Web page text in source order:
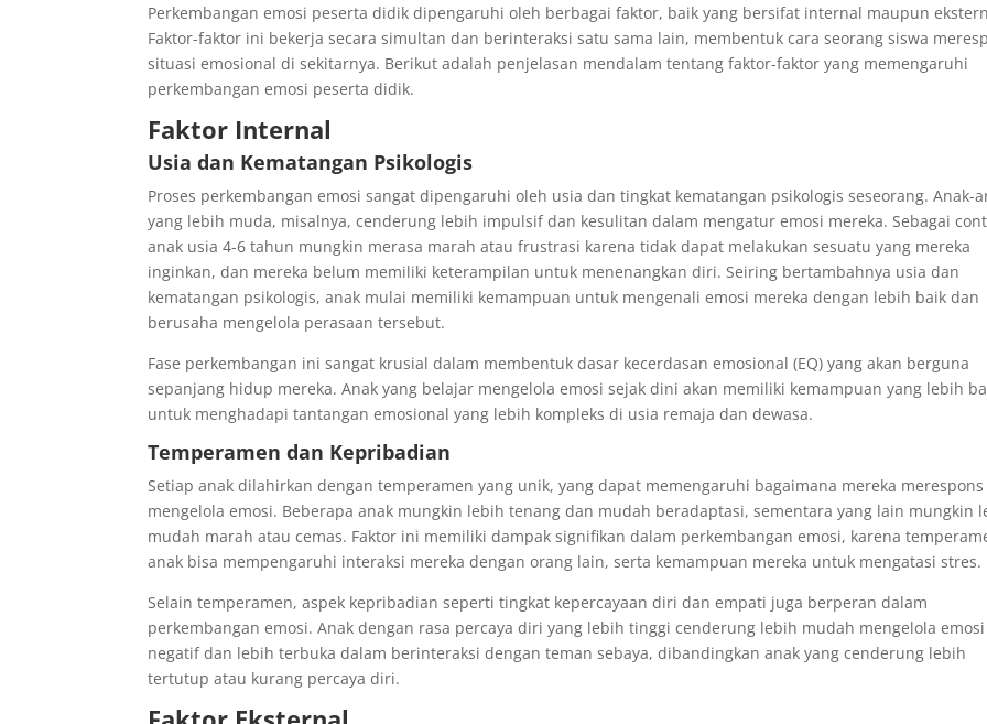
Perkembangan emosi peserta didik dipengaruhi oleh berbagai faktor, baik yang bersifat internal maupun
Faktor-faktor ini bekerja secara simultan dan berinteraksi satu sama lain, membentuk cara seorang siswa
situasi emosional di sekitarnya. Berikut adalah penjelasan mendalam tentang faktor-faktor yang memengaruhi
perkembangan emosi peserta didik.
Faktor Internal
Usia dan Kematangan Psikologis
Proses perkembangan emosi sangat dipengaruhi oleh usia dan tingkat kematangan psikologis seseorang. Anak-
yang lebih muda, misalnya, cenderung lebih impulsif dan kesulitan dalam mengatur emosi mereka. Sebagai
anak usia 4-6 tahun mungkin merasa marah atau frustrasi karena tidak dapat melakukan sesuatu yang mereka
inginkan, dan mereka belum memiliki keterampilan untuk menenangkan diri. Seiring bertambahnya usia dan
kematangan psikologis, anak mulai memiliki kemampuan untuk mengenali emosi mereka dengan lebih baik dan
berusaha mengelola perasaan tersebut.
Fase perkembangan ini sangat krusial dalam membentuk dasar kecerdasan emosional (EQ) yang akan berguna
sepanjang hidup mereka. Anak yang belajar mengelola emosi sejak dini akan memiliki kemampuan yang lebih
untuk menghadapi tantangan emosional yang lebih kompleks di usia remaja dan dewasa.
Temperamen dan Kepribadian
Setiap anak dilahirkan dengan temperamen yang unik, yang dapat memengaruhi bagaimana mereka merespons
mengelola emosi. Beberapa anak mungkin lebih tenang dan mudah beradaptasi, sementara yang lain mungkin
mudah marah atau cemas. Faktor ini memiliki dampak signifikan dalam perkembangan emosi, karena
anak bisa mempengaruhi interaksi mereka dengan orang lain, serta kemampuan mereka untuk mengatasi stres.
Selain temperamen, aspek kepribadian seperti tingkat kepercayaan diri dan empati juga berperan dalam
perkembangan emosi. Anak dengan rasa percaya diri yang lebih tinggi cenderung lebih mudah mengelola emosi
negatif dan lebih terbuka dalam berinteraksi dengan teman sebaya, dibandingkan anak yang cenderung lebih
tertutup atau kurang percaya diri.